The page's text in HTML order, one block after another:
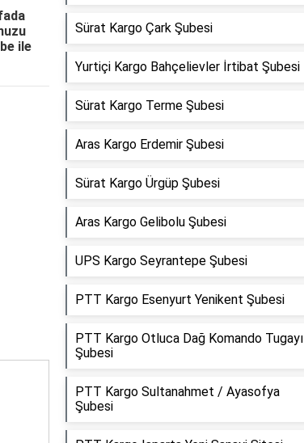
ile
Sürat Kargo Çark Şubesi
Yurtiçi Kargo Bahçelievler İrtibat Şubesi
Sürat Kargo Terme Şubesi
Aras Kargo Erdemir Şubesi
Sürat Kargo Ürgüp Şubesi
Aras Kargo Gelibolu Şubesi
UPS Kargo Seyrantepe Şubesi
PTT Kargo Esenyurt Yenikent Şubesi
PTT Kargo Otluca Dağ Komando Tugayı
Şubesi
PTT Kargo Sultanahmet / Ayasofya
Şubesi